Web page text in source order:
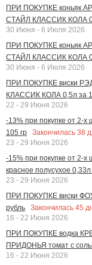
ПРИ ПОКУПКЕ коньяк
СТАЙЛ КЛАССИК КОЛА
30 Июня - 6 Июля 2026
ПРИ ПОКУПКЕ коньяк
СТАЙЛ КЛАССИК КОЛА
30 Июня - 6 Июля 2026
ПРИ ПОКУПКЕ виски
КЛАССИК КОЛА 0,5л за 1
22 - 29 Июня 2026
-13% при покупке от 2-
105 гр
Закончилась 38
23 - 29 Июня 2026
-15% при покупке от 2-
красное полусухое 0,33л
23 - 29 Июня 2026
ПРИ ПОКУПКЕ виски
рубль
Закончилась 45
16 - 22 Июня 2026
ПРИ ПОКУПКЕ водка
ПРИДОНЬЯ томат с
16 - 22 Июня 2026